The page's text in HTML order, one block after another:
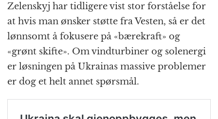
Zelenskyj har tidligere vist stor forståelse for
at hvis man ønsker støtte fra Vesten, så er det
lønnsomt å fokusere på «bærekraft» og
«grønt skifte». Om vindturbiner og solenergi
er løsningen på Ukrainas massive problemer
er dog et helt annet spørsmål.